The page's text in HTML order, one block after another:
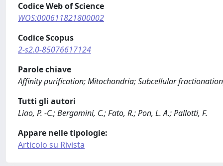
Codice Web of Science
WOS:000611821800002
Codice Scopus
2-s2.0-85076617124
Parole chiave
Affinity purification; Mitochondria; Subcellular
Tutti gli autori
Liao, P. -C.; Bergamini, C.; Fato, R.; Pon, L. A.; Pallotti, F.
Appare nelle tipologie:
Articolo su Rivista